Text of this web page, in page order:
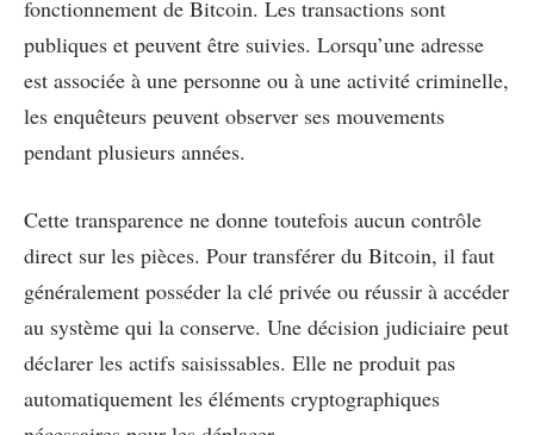
fonctionnement de Bitcoin. Les transactions sont
publiques et peuvent être suivies. Lorsqu’une adresse
est associée à une personne ou à une activité criminelle,
les enquêteurs peuvent observer ses mouvements
pendant plusieurs années.
Cette transparence ne donne toutefois aucun contrôle
direct sur les pièces. Pour transférer du Bitcoin, il faut
généralement posséder la clé privée ou réussir à accéder
au système qui la conserve. Une décision judiciaire peut
déclarer les actifs saisissables. Elle ne produit pas
automatiquement les éléments cryptographiques